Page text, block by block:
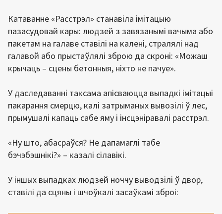
Катаванне «Расстрэл» станавіла імітацыю
пазасудовай кары: людзей з завязанымі вачыма або
пакетам на галаве ставілі на калені, стралялі над
галавой або прыстаўлялі зброю да скроні: «Можаш
крычаць – сцены бетонныя, ніхто не пачуе».
У даследаванні таксама апісваюцца выпадкі імітацыі
пакарання смерцю, калі затрыманых вывозілі ў лес,
прымушалі капаць сабе яму і інсцэніравалі расстрэл.
«Ну што, абасраўся? Не дапамаглі табе
бэчэбэшнікі?» – казалі сілавікі.
У іншых выпадках людзей ноччу выводзілі ў двор,
ставілі да сцяны і шчоўкалі засаўкамі зброі: